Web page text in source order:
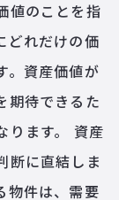
値のことを指
どれだけの価
。資産価値が
期待できるた
ります。 資産
断に直結しま
物件は、需要